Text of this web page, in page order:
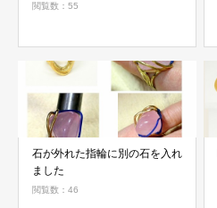
閲覧数：55
石が外れた指輪に別の石を入れ
ました
閲覧数：46